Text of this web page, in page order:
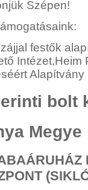
Szépen!
festők
Intézet,Heim
Alapítvány
bolt
Megye